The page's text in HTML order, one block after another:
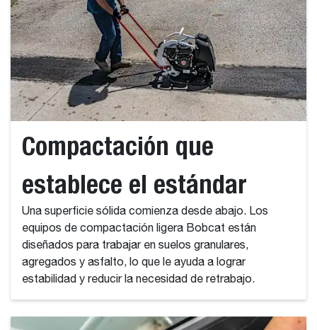
Compactación que
establece el estándar
Una superficie sólida comienza desde abajo. Los
equipos de compactación ligera Bobcat están
diseñados para trabajar en suelos granulares,
agregados y asfalto, lo que le ayuda a lograr
estabilidad y reducir la necesidad de retrabajo.